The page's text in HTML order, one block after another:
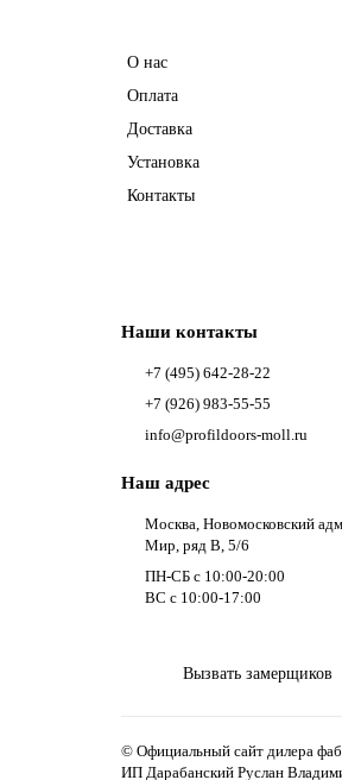
О нас
Оплата
Доставка
Установка
Контакты
Наши контакты
+7 (495) 642-28-22
+7 (926) 983-55-55
info@profildoors-moll.ru
Наш адрес
Москва, Новомосковский
Мир, ряд В, 5/6
ПН-СБ с 10:00-20:00
ВС с 10:00-17:00
Вызвать замерщиков
© Официальный сайт дилера
ИП Дарабанский Руслан